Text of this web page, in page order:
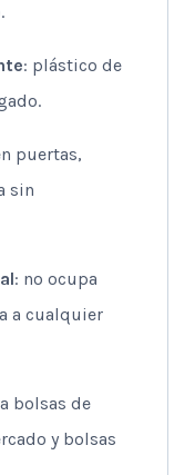
: plástico de
puertas,
sin
: no ocupa
a cualquier
bolsas de
y bolsas